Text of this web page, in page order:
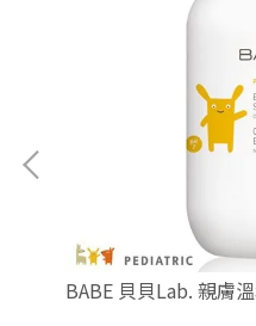
BABE 貝貝Lab. 親膚